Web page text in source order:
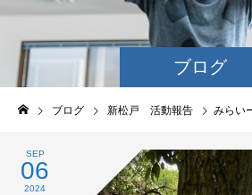
ブログ
ブログ 新松戸 活動報告 みらい
SEP
06
2024